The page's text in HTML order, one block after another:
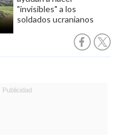
"invisibles" a los
soldados ucranianos